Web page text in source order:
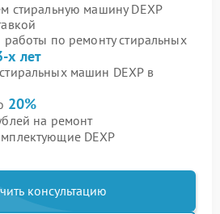
стиральную машину DEXP
работы по ремонту стиральных
х лет
машин DEXP в
20%
на ремонт
DEXP
консультацию